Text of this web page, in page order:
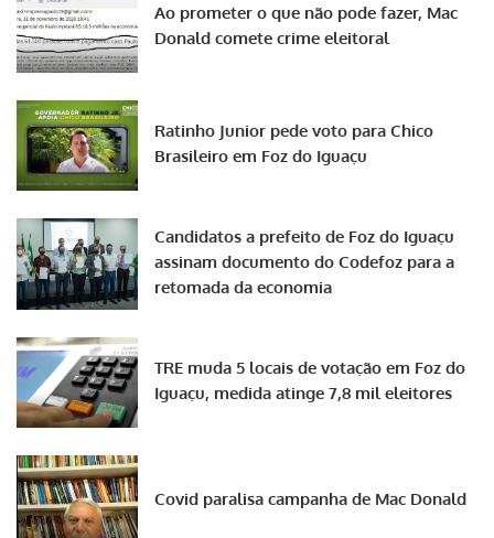
Ao prometer o que não pode fazer, Mac
Donald comete crime eleitoral
Ratinho Junior pede voto para Chico
Brasileiro em Foz do Iguaçu
Candidatos a prefeito de Foz do Iguaçu
assinam documento do Codefoz para a
retomada da economia
TRE muda 5 locais de votação em Foz do
Iguaçu, medida atinge 7,8 mil eleitores
Covid paralisa campanha de Mac Donald